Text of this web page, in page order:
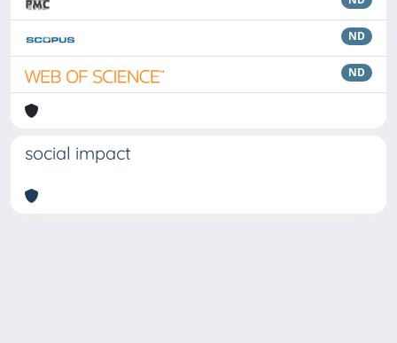
ND
ND
social impact